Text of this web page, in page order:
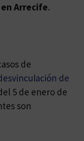
en Arrecife.
de
de
5 de enero de
son